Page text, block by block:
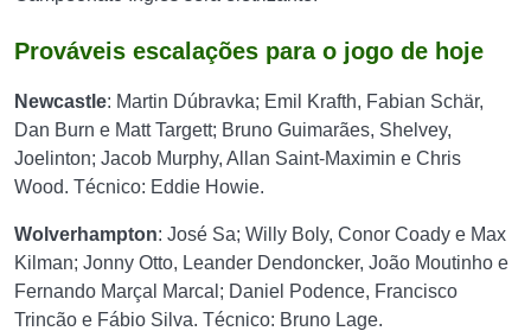
Prováveis escalações para o jogo de hoje
Newcastle: Martin Dúbravka; Emil Krafth, Fabian Schär,
Dan Burn e Matt Targett; Bruno Guimarães, Shelvey,
Joelinton; Jacob Murphy, Allan Saint-Maximin e Chris
Wood. Técnico: Eddie Howie.
Wolverhampton: José Sa; Willy Boly, Conor Coady e Max
Kilman; Jonny Otto, Leander Dendoncker, João Moutinho e
Fernando Marçal Marcal; Daniel Podence, Francisco
Trincão e Fábio Silva. Técnico: Bruno Lage.